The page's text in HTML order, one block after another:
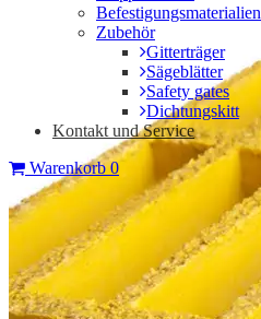
Befestigungsmaterialien
Zubehör
Gitterträger
Sägeblätter
Safety gates
Dichtungskitt
Kontakt und Service
Warenkorb 0